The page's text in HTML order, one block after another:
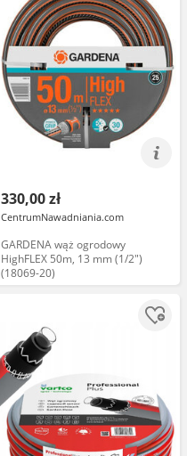
330,00 zł
CentrumNawadniania.com
GARDENA wąż ogrodowy
HighFLEX 50m, 13 mm (1/2")
(18069-20)